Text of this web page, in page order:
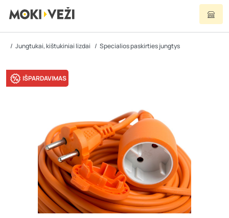
Jungtukai, kištukiniai lizdai Specialios paskirties jungtys
IŠPARDAVIMAS